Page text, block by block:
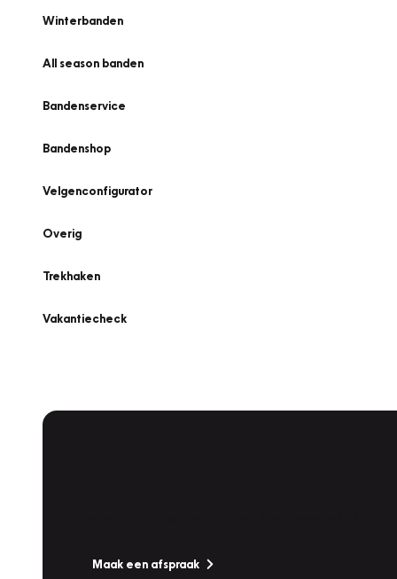
Winterbanden
All season banden
Bandenservice
Bandenshop
Velgenconfigurator
Overig
Trekhaken
Vakantiecheck
Maak een afspraak